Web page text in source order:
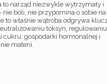
to narząd niezwykle wytrzymały i
nie boli, nie przypomina o sobie
to właśnie wątroba odgrywa
toksyn, regulowaniu
cukru, gospodarki hormonalnej i
materii.